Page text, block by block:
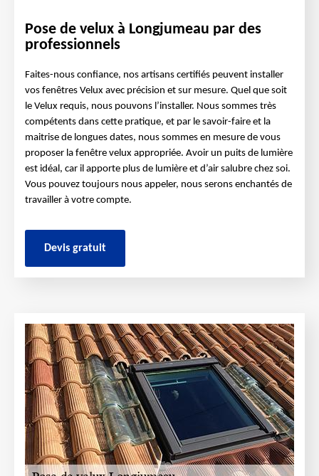
Pose de velux à Longjumeau par des
professionnels
Faites-nous confiance, nos artisans certifiés peuvent installer
vos fenêtres Velux avec précision et sur mesure. Quel que soit
le Velux requis, nous pouvons l’installer. Nous sommes très
compétents dans cette pratique, et par le savoir-faire et la
maitrise de longues dates, nous sommes en mesure de vous
proposer la fenêtre velux appropriée. Avoir un puits de lumière
est idéal, car il apporte plus de lumière et d’air salubre chez soi.
Vous pouvez toujours nous appeler, nous serons enchantés de
travailler à votre compte.
Devis gratuit